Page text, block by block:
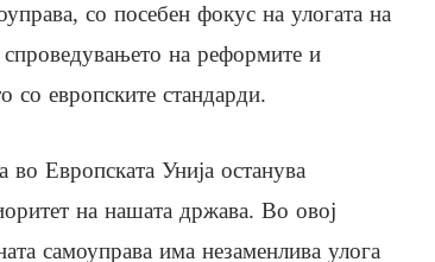
со посебен фокус на улогата на
на реформите и
со европските стандарди.
во Европската Унија останува
на нашата држава. Во овој
самоуправа има незаменлива улога